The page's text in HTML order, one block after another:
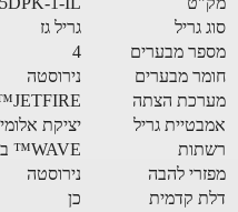
גריל
גריל גז
מבערים
מבערים
נירוסטה
הצתה
JETFIRE™
גריל
יציקת אלומיניום
WAVE™ ברזל יצוק מצופות פורצלן
להבה
נירוסטה
קדמית